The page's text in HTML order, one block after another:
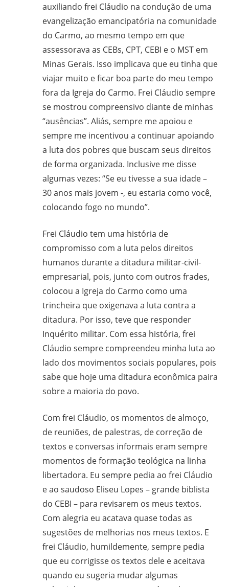
auxiliando frei Cláudio na condução de uma
evangelização emancipatória na comunidade
do Carmo, ao mesmo tempo em que
assessorava as CEBs, CPT, CEBI e o MST em
Minas Gerais. Isso implicava que eu tinha que
viajar muito e ficar boa parte do meu tempo
fora da Igreja do Carmo. Frei Cláudio sempre
se mostrou compreensivo diante de minhas
“ausências”. Aliás, sempre me apoiou e
sempre me incentivou a continuar apoiando
a luta dos pobres que buscam seus direitos
de forma organizada. Inclusive me disse
algumas vezes: “Se eu tivesse a sua idade –
30 anos mais jovem -, eu estaria como você,
colocando fogo no mundo”.
Frei Cláudio tem uma história de
compromisso com a luta pelos direitos
humanos durante a ditadura militar-civil-
empresarial, pois, junto com outros frades,
colocou a Igreja do Carmo como uma
trincheira que oxigenava a luta contra a
ditadura. Por isso, teve que responder
Inquérito militar. Com essa história, frei
Cláudio sempre compreendeu minha luta ao
lado dos movimentos sociais populares, pois
sabe que hoje uma ditadura econômica paira
sobre a maioria do povo.
Com frei Cláudio, os momentos de almoço,
de reuniões, de palestras, de correção de
textos e conversas informais eram sempre
momentos de formação teológica na linha
libertadora. Eu sempre pedia ao frei Cláudio
e ao saudoso Eliseu Lopes – grande biblista
do CEBI – para revisarem os meus textos.
Com alegria eu acatava quase todas as
sugestões de melhorias nos meus textos. E
frei Cláudio, humildemente, sempre pedia
que eu corrigisse os textos dele e aceitava
quando eu sugeria mudar algumas